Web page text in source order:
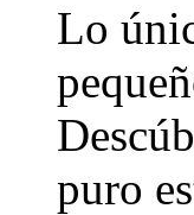
Lo
puro